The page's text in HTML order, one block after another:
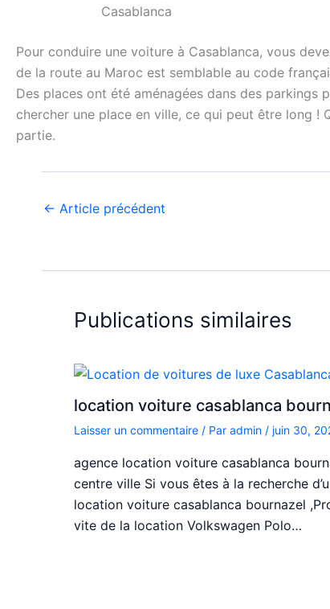
Casablanca
Pour conduire une voiture à Casablanca, vous
de la route au Maroc est semblable au code
Des places ont été aménagées dans des
chercher une place en ville, ce qui peut être long !
partie.
← Article précédent
Publications similaires
location voiture casablanca
Laisser un commentaire / Par admin / juin 30,
agence location voiture casablanca
centre ville Si vous êtes à la recherche
location voiture casablanca bournazel
vite de la location Volkswagen Polo…